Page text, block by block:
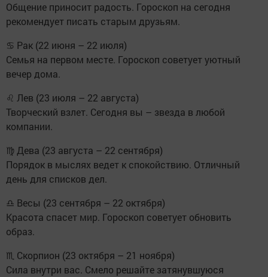
Общение приносит радость. Гороскоп на сегодня
рекомендует писать старым друзьям.
♋ Рак (22 июня – 22 июля)
Семья на первом месте. Гороскоп советует уютный
вечер дома.
♌ Лев (23 июля – 22 августа)
Творческий взлет. Сегодня вы – звезда в любой
компании.
♍ Дева (23 августа – 22 сентября)
Порядок в мыслях ведет к спокойствию. Отличный
день для списков дел.
♎ Весы (23 сентября – 22 октября)
Красота спасет мир. Гороскоп советует обновить
образ.
♏ Скорпион (23 октября – 21 ноября)
Сила внутри вас. Смело решайте затянувшуюся